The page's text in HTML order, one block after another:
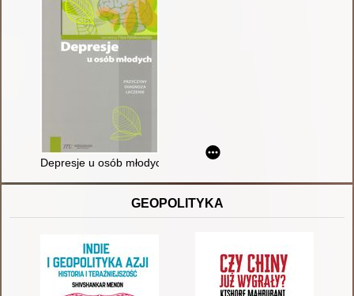
Depresje u osób młodych : przyczyny, diagnoza, leczenie
GEOPOLITYKA